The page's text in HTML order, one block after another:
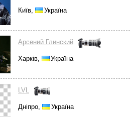
Київ, Україна
Арсений Глинский
Харків, Україна
LVL
Дніпро, Україна